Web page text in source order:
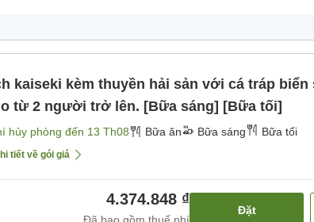
kaiseki kèm thuyền hải sản với cá tráp biển
từ 2 người trở lên. [Bữa sáng] [Bữa tối]
hủy phòng đến 13 Th08 Bữa ăn Bữa sáng Bữa tối
tiết về gói giá
4.374.848 ₫
Đặt